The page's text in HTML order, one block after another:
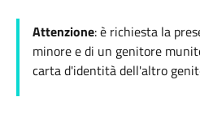
Attenzione: è richiesta la
minore e di un genitore
carta d'identità dell'altro